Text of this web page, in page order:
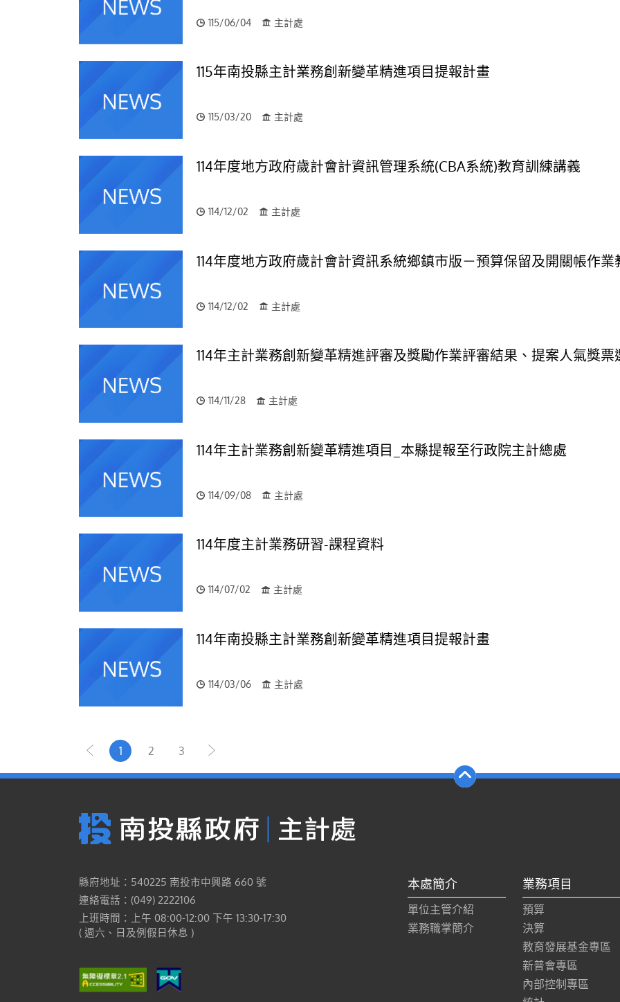
115/06/04 主計處
115年南投縣主計業務創新變革精進項目提報計畫
115/03/20 主計處
114年度地方政府歲計會計資訊管理系統(CBA系統)教育訓練講義
114/12/02 主計處
114年度地方政府歲計會計資訊系統鄉鎮市版－預算保留及開關帳作
114/12/02 主計處
114年主計業務創新變革精進評審及獎勵作業評審結果、提案人氣獎票
114/11/28 主計處
114年主計業務創新變革精進項目_本縣提報至行政院主計總處
114/09/08 主計處
114年度主計業務研習-課程資料
114/07/02 主計處
114年南投縣主計業務創新變革精進項目提報計畫
114/03/06 主計處
1 2 3
縣府地址：540225 南投市中興路 660 號
連絡電話：(049) 2222106
上班時間：上午 08:00-12:00 下午 13:30-17:30
( 週六、日及例假日休息 )
本處簡介
單位主管介紹
業務職掌簡介
業務項目
預算
決算
教育發展基金專區
新普會專區
內部控制專區